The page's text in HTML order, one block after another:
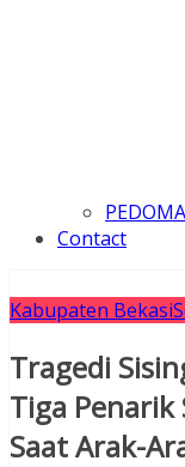
Contact
Kabupaten Bekasi
Tragedi
Tiga
Saat Arak-